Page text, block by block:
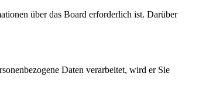
über das Board erforderlich ist. Darüber
Daten verarbeitet, wird er Sie